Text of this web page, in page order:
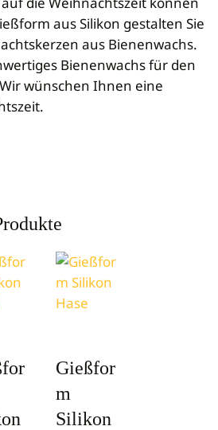
Kompatible Systeme
aus Silikon gestalten Sie
aus Bienenwachs.
Bienenwachs für den
wünschen Ihnen eine
Gießfor
m
Silikon